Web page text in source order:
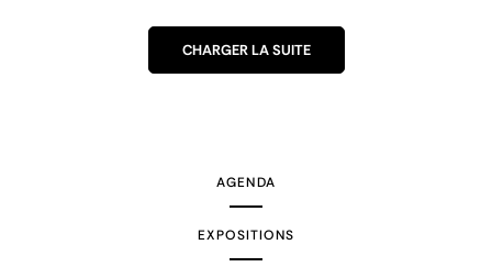
CHARGER LA SUITE
AGENDA
EXPOSITIONS